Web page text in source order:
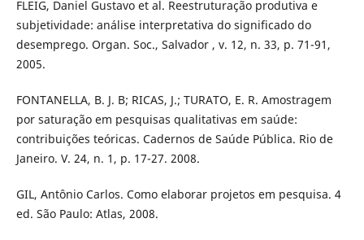
FLEIG, Daniel Gustavo et al. Reestruturação produtiva e
subjetividade: análise interpretativa do significado do
desemprego. Organ. Soc., Salvador , v. 12, n. 33, p. 71-91,
2005.
FONTANELLA, B. J. B; RICAS, J.; TURATO, E. R. Amostragem
por saturação em pesquisas qualitativas em saúde:
contribuições teóricas. Cadernos de Saúde Pública. Rio de
Janeiro. V. 24, n. 1, p. 17-27. 2008.
GIL, Antônio Carlos. Como elaborar projetos em pesquisa. 4
ed. São Paulo: Atlas, 2008.